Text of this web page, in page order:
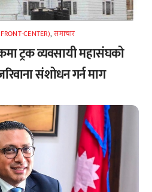
CENTER),समाचार
ट्रक व्यवसायी महासंघको
संशोधन गर्न माग